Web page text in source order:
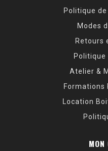
Politique
Modes
Retours
Politique
Atelier &
Formations
Location
MON